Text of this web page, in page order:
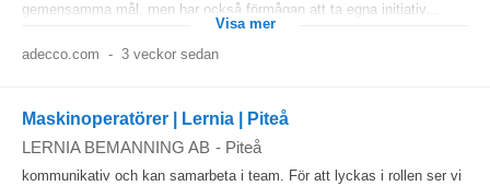
gemensamma mål, men har också förmågan att ta egna initiativ...
Visa mer
adecco.com - 3 veckor sedan
Maskinoperatörer | Lernia | Piteå
LERNIA BEMANNING AB - Piteå
kommunikativ och kan samarbeta i team. För att lyckas i rollen ser vi